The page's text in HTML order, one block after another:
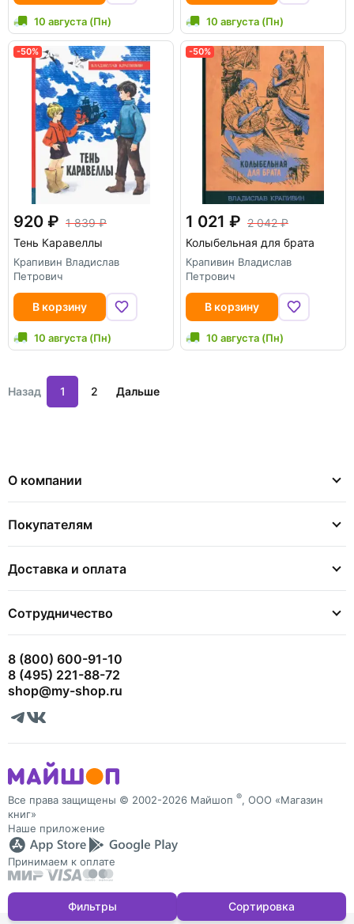
10 августа (Пн) 10 августа (Пн)
-50%
920
1 839
Тень Каравеллы
Крапивин Владислав
Петрович
В корзину
10 августа (Пн)
-50%
1 021
2 042
Колыбельная для брата
Крапивин Владислав
Петрович
В корзину
10 августа (Пн)
Назад 1 2 Дальше
Фильтры Сортировка
О компании
Покупателям
Доставка и оплата
Сотрудничество
8 (800) 600-91-10
8 (495) 221-88-72
shop@my-shop.ru
Все права защищены © 2002-2026 Майшоп ®, ООО «Магазин
книг»
Наше приложение
Принимаем к оплате